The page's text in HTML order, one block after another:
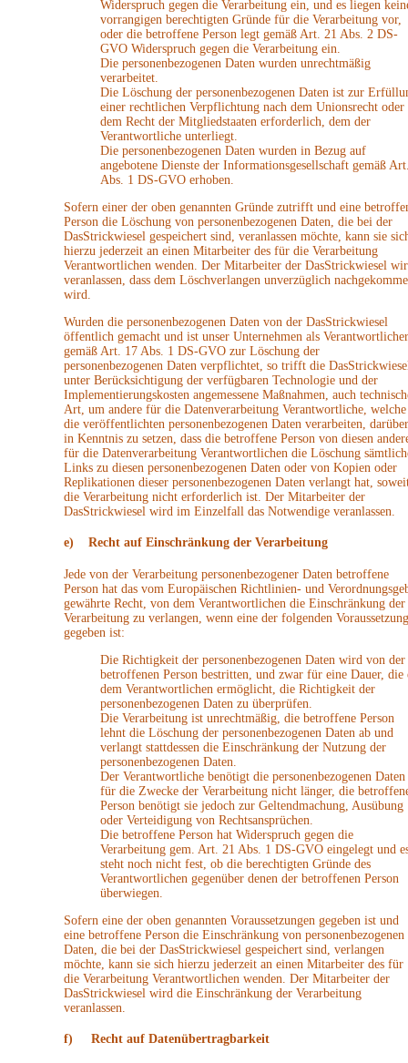
Widerspruch gegen die Verarbeitung ein, und es liegen
vorrangigen berechtigten Gründe für die Verarbeitung vor,
oder die betroffene Person legt gemäß Art. 21 Abs. 2 DS-
GVO Widerspruch gegen die Verarbeitung ein.
Die personenbezogenen Daten wurden unrechtmäßig
verarbeitet.
Die Löschung der personenbezogenen Daten ist zur
einer rechtlichen Verpflichtung nach dem Unionsrecht oder
dem Recht der Mitgliedstaaten erforderlich, dem der
Verantwortliche unterliegt.
Die personenbezogenen Daten wurden in Bezug auf
angebotene Dienste der Informationsgesellschaft gemäß
Abs. 1 DS-GVO erhoben.
Sofern einer der oben genannten Gründe zutrifft und eine
Person die Löschung von personenbezogenen Daten, die bei der
DasStrickwiesel gespeichert sind, veranlassen möchte, kann sie
hierzu jederzeit an einen Mitarbeiter des für die Verarbeitung
Verantwortlichen wenden. Der Mitarbeiter der DasStrickwiesel
veranlassen, dass dem Löschverlangen unverzüglich
wird.
Wurden die personenbezogenen Daten von der DasStrickwiesel
öffentlich gemacht und ist unser Unternehmen als Verantwortlicher
gemäß Art. 17 Abs. 1 DS-GVO zur Löschung der
personenbezogenen Daten verpflichtet, so trifft die
unter Berücksichtigung der verfügbaren Technologie und der
Implementierungskosten angemessene Maßnahmen, auch
Art, um andere für die Datenverarbeitung Verantwortliche, welche
die veröffentlichten personenbezogenen Daten verarbeiten, darüber
in Kenntnis zu setzen, dass die betroffene Person von diesen
für die Datenverarbeitung Verantwortlichen die Löschung
Links zu diesen personenbezogenen Daten oder von Kopien oder
Replikationen dieser personenbezogenen Daten verlangt hat,
die Verarbeitung nicht erforderlich ist. Der Mitarbeiter der
DasStrickwiesel wird im Einzelfall das Notwendige veranlassen.
e) Recht auf Einschränkung der Verarbeitung
Jede von der Verarbeitung personenbezogener Daten betroffene
Person hat das vom Europäischen Richtlinien- und
gewährte Recht, von dem Verantwortlichen die Einschränkung der
Verarbeitung zu verlangen, wenn eine der folgenden
gegeben ist:
Die Richtigkeit der personenbezogenen Daten wird von der
betroffenen Person bestritten, und zwar für eine Dauer, die
dem Verantwortlichen ermöglicht, die Richtigkeit der
personenbezogenen Daten zu überprüfen.
Die Verarbeitung ist unrechtmäßig, die betroffene Person
lehnt die Löschung der personenbezogenen Daten ab und
verlangt stattdessen die Einschränkung der Nutzung der
personenbezogenen Daten.
Der Verantwortliche benötigt die personenbezogenen Daten
für die Zwecke der Verarbeitung nicht länger, die
Person benötigt sie jedoch zur Geltendmachung, Ausübung
oder Verteidigung von Rechtsansprüchen.
Die betroffene Person hat Widerspruch gegen die
Verarbeitung gem. Art. 21 Abs. 1 DS-GVO eingelegt und
steht noch nicht fest, ob die berechtigten Gründe des
Verantwortlichen gegenüber denen der betroffenen Person
überwiegen.
Sofern eine der oben genannten Voraussetzungen gegeben ist und
eine betroffene Person die Einschränkung von personenbezogenen
Daten, die bei der DasStrickwiesel gespeichert sind, verlangen
möchte, kann sie sich hierzu jederzeit an einen Mitarbeiter des für
die Verarbeitung Verantwortlichen wenden. Der Mitarbeiter der
DasStrickwiesel wird die Einschränkung der Verarbeitung
veranlassen.
f) Recht auf Datenübertragbarkeit